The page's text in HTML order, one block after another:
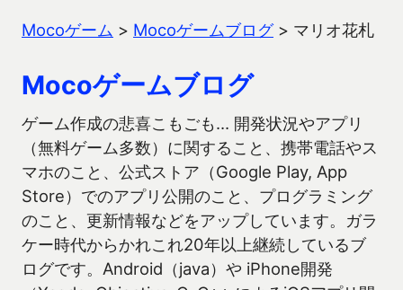
Mocoゲーム > Mocoゲームブログ> マリオ花札
Mocoゲームブログ
ゲーム作成の悲喜こもごも… 開発状況やアプリ
（無料ゲーム多数）に関すること、携帯電話やス
マホのこと、公式ストア（Google Play, App
Store）でのアプリ公開のこと、プログラミング
のこと、更新情報などをアップしています。ガラ
ケー時代からかれこれ20年以上継続しているブ
ログです。Android（java）や iPhone開発